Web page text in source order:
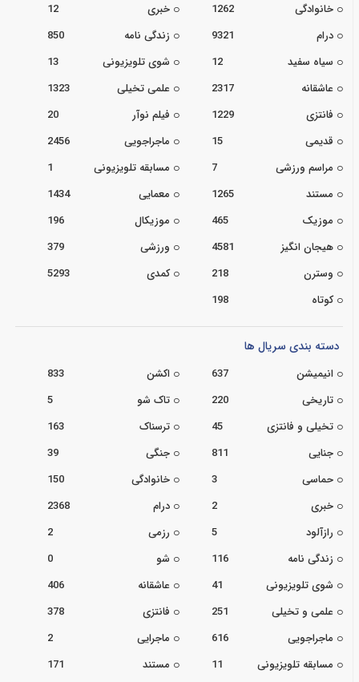
خانوادگی
1262 خبری
12
درام
9321 زندگی نامه
850
سیاه سفید
12 شوی تلویزیونی
13
عاشقانه
2317 علمی تخیلی
1323
فانتزی
1229 فیلم نوآر
20
قدیمی
15 ماجراجویی
2456
مراسم ورزشی
7 مسابقه تلویزیونی
1
مستند
1265 معمایی
1434
موزیک
465 موزیکال
196
هیجان انگیز
4581 ورزشی
379
وسترن
218 کمدی
5293
کوتاه
198
دسته بندی سریال ها
انیمیشن 637 اکشن
833
تاریخی
220 تاک شو
5
تخیلی و فانتزی
45 ترسناک
163
جنایی
811 جنگی
39
حماسی
3 خانوادگی
150
خبری
2 درام
2368
رازآلود
5 رزمی
2
زندگی نامه
116 شو
0
شوی تلویزیونی
41 عاشقانه
406
علمی و تخیلی
251 فانتزی
378
ماجراجویی
616 ماجرایی
2
مسابقه تلویزیونی
11 مستند
171